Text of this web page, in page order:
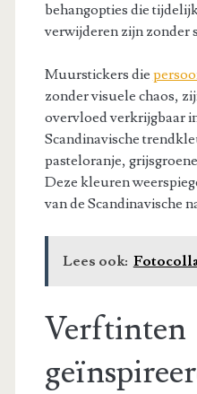
behangopties die
verwijderen zijn zonder
Muurstickers die
zonder visuele chaos,
overvloed verkrijgbaar
Scandinavische
pasteloranje,
Deze kleuren
van de Scandinavische
Lees ook:
Verftinten